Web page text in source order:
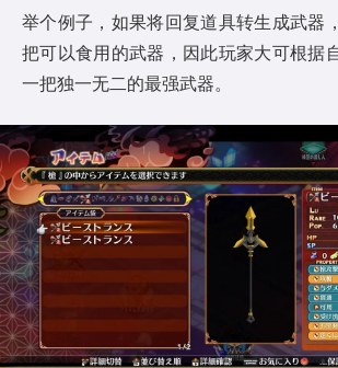
举个例子，如果将回复道具转生成武器
把可以食用的武器，因此玩家大可根据
一把独一无二的最强武器。